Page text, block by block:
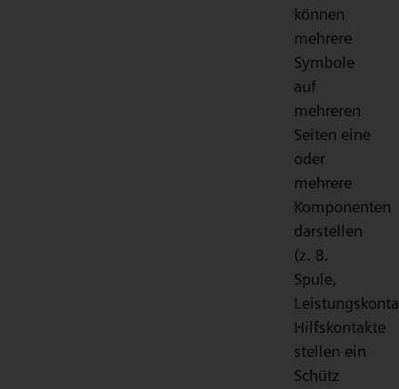
können
mehrere
Symbole
auf
mehreren
Seiten eine
oder
mehrere
Komponenten
darstellen
(z. B.
Spule,
Hilfskontakte
stellen ein
Schütz